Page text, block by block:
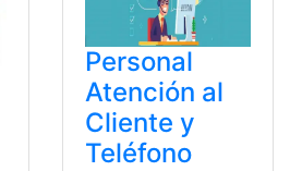
Personal
Atención al
Cliente y
Teléfono